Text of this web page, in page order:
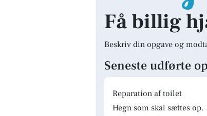
Få billig
Beskriv din opgave og
Seneste udførte
Reparation af toilet
Hegn som skal sættes op.